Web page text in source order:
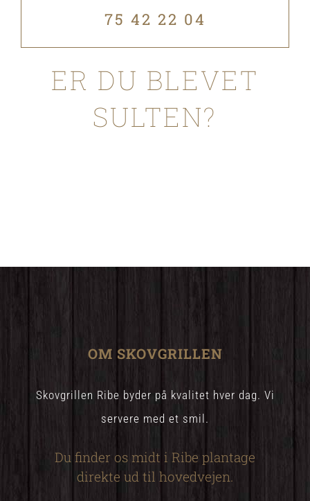
75 42 22 04
ER DU BLEVET
SULTEN?
OM SKOVGRILLEN
Skovgrillen Ribe byder på kvalitet hver dag. Vi
servere med et smil.
Du finder os midt i Ribe plantage
direkte ud til hovedvejen.